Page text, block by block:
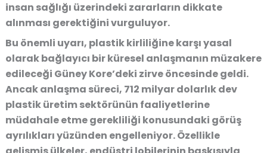
insan sağlığı üzerindeki zararların dikkate
alınması gerektiğini vurguluyor.
Bu önemli uyarı, plastik kirliliğine karşı yasal
olarak bağlayıcı bir küresel anlaşmanın müzakere
edileceği Güney Kore’deki zirve öncesinde geldi.
Ancak anlaşma süreci, 712 milyar dolarlık dev
plastik üretim sektörünün faaliyetlerine
müdahale etme gerekliliği konusundaki görüş
ayrılıkları yüzünden engelleniyor. Özellikle